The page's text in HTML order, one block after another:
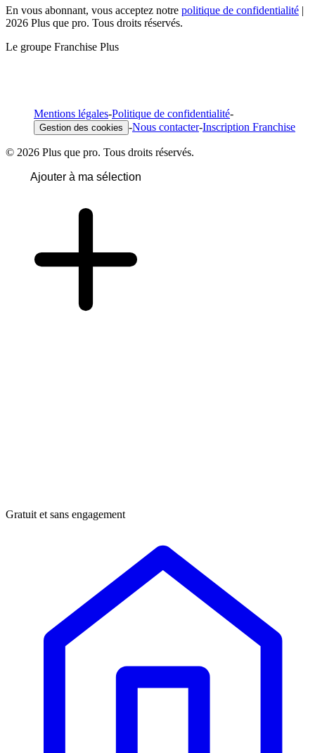
En vous abonnant, vous acceptez notre politique de confidentialité |
2026 Plus que pro. Tous droits réservés.
Le groupe Franchise Plus
Mentions légales-Politique de confidentialité-
Gestion des cookies -Nous contacter-Inscription Franchise
© 2026 Plus que pro. Tous droits réservés.
Ajouter à ma sélection
Gratuit et sans engagement